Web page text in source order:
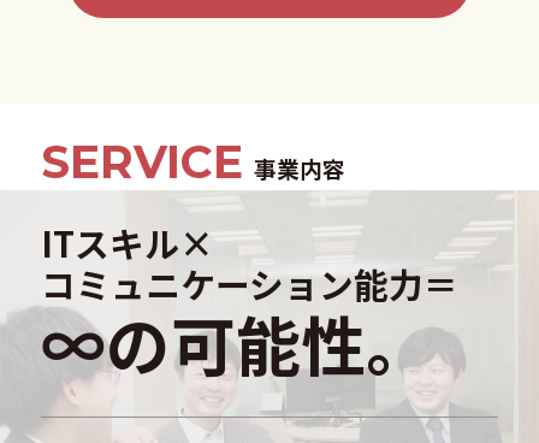
SERVICE 事業内容
ITスキル×
コミュニケーション能力＝
∞の可能性。